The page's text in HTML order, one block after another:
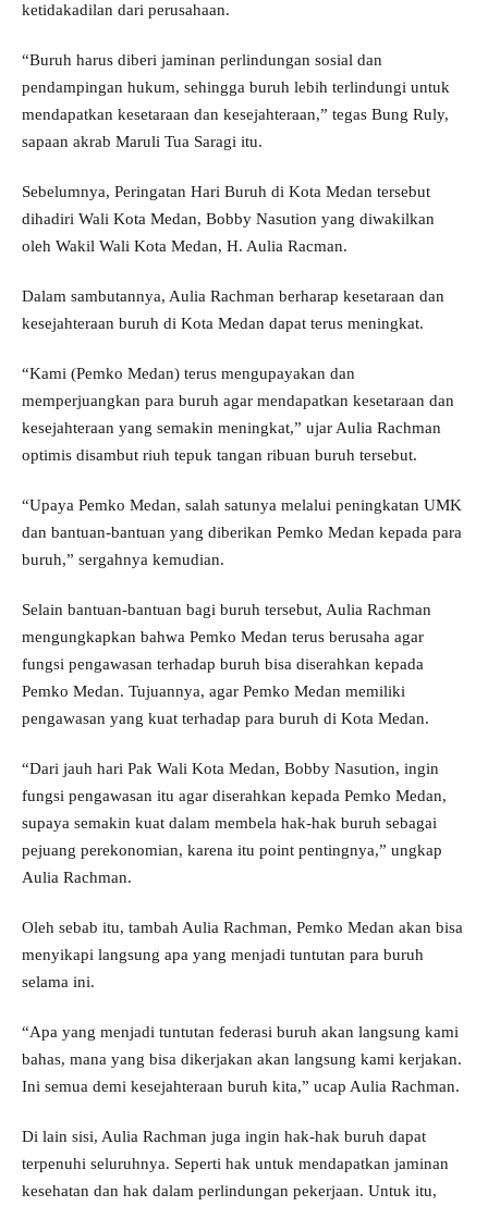
ketidakadilan dari perusahaan.
“Buruh harus diberi jaminan perlindungan sosial dan
pendampingan hukum, sehingga buruh lebih terlindungi untuk
mendapatkan kesetaraan dan kesejahteraan,” tegas Bung Ruly,
sapaan akrab Maruli Tua Saragi itu.
Sebelumnya, Peringatan Hari Buruh di Kota Medan tersebut
dihadiri Wali Kota Medan, Bobby Nasution yang diwakilkan
oleh Wakil Wali Kota Medan, H. Aulia Racman.
Dalam sambutannya, Aulia Rachman berharap kesetaraan dan
kesejahteraan buruh di Kota Medan dapat terus meningkat.
“Kami (Pemko Medan) terus mengupayakan dan
memperjuangkan para buruh agar mendapatkan kesetaraan dan
kesejahteraan yang semakin meningkat,” ujar Aulia Rachman
optimis disambut riuh tepuk tangan ribuan buruh tersebut.
“Upaya Pemko Medan, salah satunya melalui peningkatan UMK
dan bantuan-bantuan yang diberikan Pemko Medan kepada para
buruh,” sergahnya kemudian.
Selain bantuan-bantuan bagi buruh tersebut, Aulia Rachman
mengungkapkan bahwa Pemko Medan terus berusaha agar
fungsi pengawasan terhadap buruh bisa diserahkan kepada
Pemko Medan. Tujuannya, agar Pemko Medan memiliki
pengawasan yang kuat terhadap para buruh di Kota Medan.
“Dari jauh hari Pak Wali Kota Medan, Bobby Nasution, ingin
fungsi pengawasan itu agar diserahkan kepada Pemko Medan,
supaya semakin kuat dalam membela hak-hak buruh sebagai
pejuang perekonomian, karena itu point pentingnya,” ungkap
Aulia Rachman.
Oleh sebab itu, tambah Aulia Rachman, Pemko Medan akan bisa
menyikapi langsung apa yang menjadi tuntutan para buruh
selama ini.
“Apa yang menjadi tuntutan federasi buruh akan langsung kami
bahas, mana yang bisa dikerjakan akan langsung kami kerjakan.
Ini semua demi kesejahteraan buruh kita,” ucap Aulia Rachman.
Di lain sisi, Aulia Rachman juga ingin hak-hak buruh dapat
terpenuhi seluruhnya. Seperti hak untuk mendapatkan jaminan
kesehatan dan hak dalam perlindungan pekerjaan. Untuk itu,